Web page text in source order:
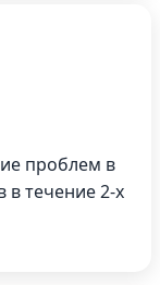
проблем в
в течение 2-х